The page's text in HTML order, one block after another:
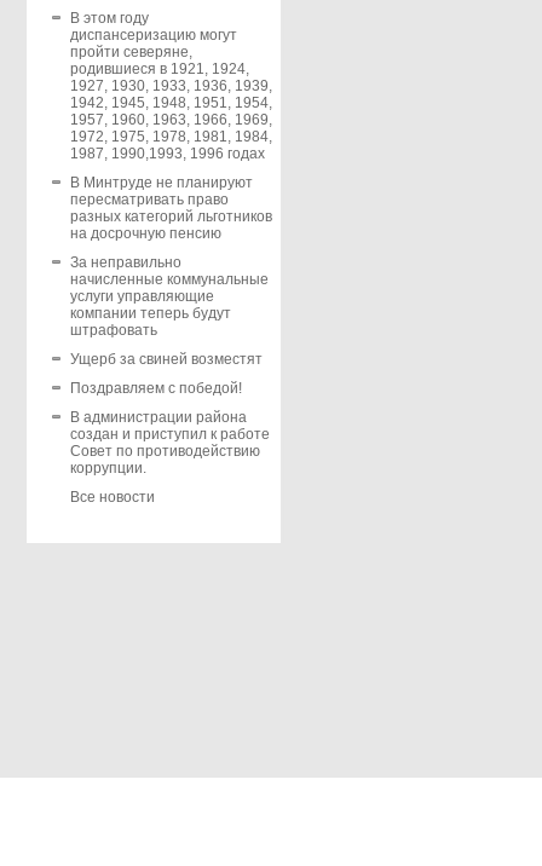
В этом году
диспансеризацию могут
пройти северяне,
родившиеся в 1921, 1924,
1927, 1930, 1933, 1936, 1939,
1942, 1945, 1948, 1951, 1954,
1957, 1960, 1963, 1966, 1969,
1972, 1975, 1978, 1981, 1984,
1987, 1990,1993, 1996 годах
В Минтруде не планируют
пересматривать право
разных категорий льготников
на досрочную пенсию
За неправильно
начисленные коммунальные
услуги управляющие
компании теперь будут
штрафовать
Ущерб за свиней возместят
Поздравляем с победой!
В администрации района
создан и приступил к работе
Совет по противодействию
коррупции.
Все новости